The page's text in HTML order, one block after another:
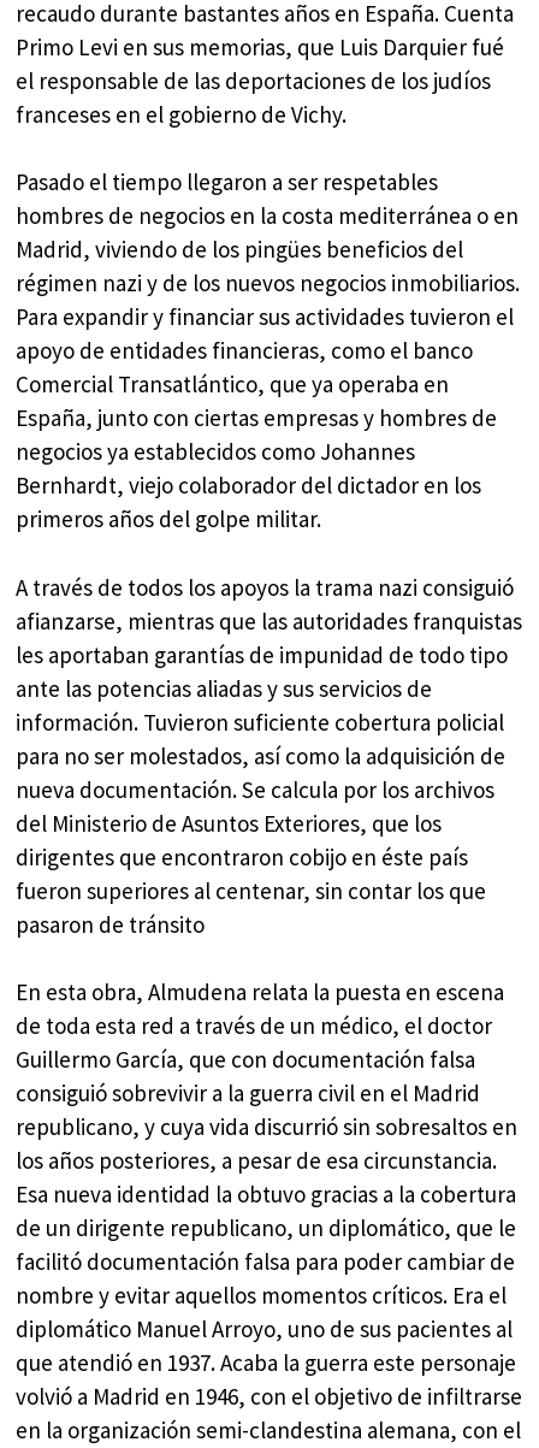
recaudo durante bastantes años en España. Cuenta
Primo Levi en sus memorias, que Luis Darquier fué
el responsable de las deportaciones de los judíos
franceses en el gobierno de Vichy.
Pasado el tiempo llegaron a ser respetables
hombres de negocios en la costa mediterránea o en
Madrid, viviendo de los pingües beneficios del
régimen nazi y de los nuevos negocios inmobiliarios.
Para expandir y financiar sus actividades tuvieron el
apoyo de entidades financieras, como el banco
Comercial Transatlántico, que ya operaba en
España, junto con ciertas empresas y hombres de
negocios ya establecidos como Johannes
Bernhardt, viejo colaborador del dictador en los
primeros años del golpe militar.
A través de todos los apoyos la trama nazi consiguió
afianzarse, mientras que las autoridades franquistas
les aportaban garantías de impunidad de todo tipo
ante las potencias aliadas y sus servicios de
información. Tuvieron suficiente cobertura policial
para no ser molestados, así como la adquisición de
nueva documentación. Se calcula por los archivos
del Ministerio de Asuntos Exteriores, que los
dirigentes que encontraron cobijo en éste país
fueron superiores al centenar, sin contar los que
pasaron de tránsito
En esta obra, Almudena relata la puesta en escena
de toda esta red a través de un médico, el doctor
Guillermo García, que con documentación falsa
consiguió sobrevivir a la guerra civil en el Madrid
republicano, y cuya vida discurrió sin sobresaltos en
los años posteriores, a pesar de esa circunstancia.
Esa nueva identidad la obtuvo gracias a la cobertura
de un dirigente republicano, un diplomático, que le
facilitó documentación falsa para poder cambiar de
nombre y evitar aquellos momentos críticos. Era el
diplomático Manuel Arroyo, uno de sus pacientes al
que atendió en 1937. Acaba la guerra este personaje
volvió a Madrid en 1946, con el objetivo de infiltrarse
en la organización semi-clandestina alemana, con el